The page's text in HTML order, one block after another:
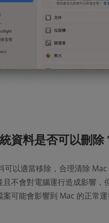
資料是否可以刪除
可以適當移除，合理清除
且不會對電腦運行造成影響，
可能會影響到 Mac 的正常運